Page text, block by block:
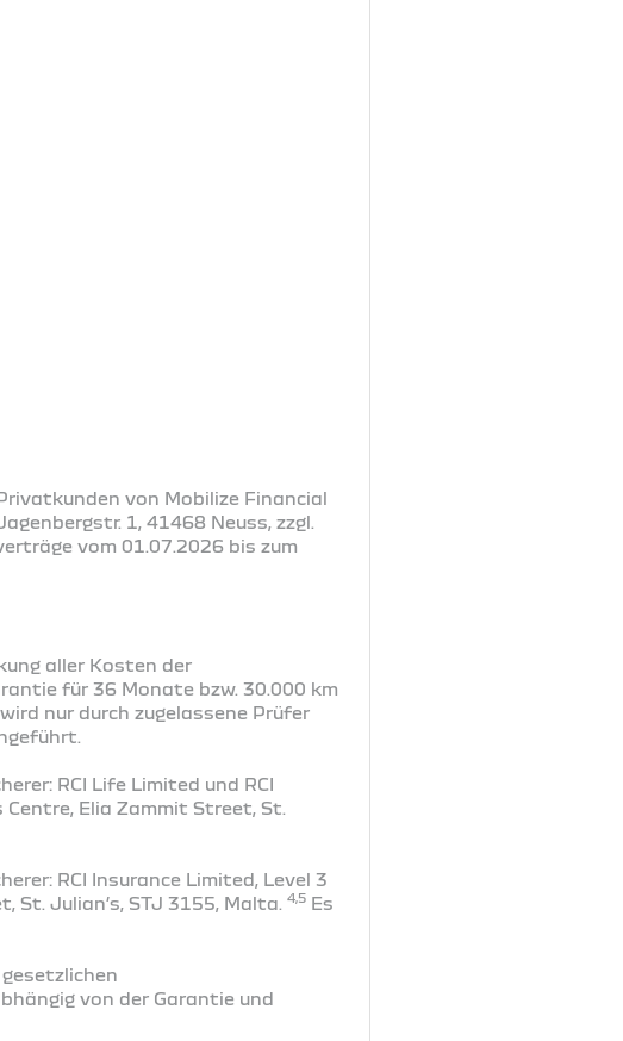
von Mobilize Financial
1, 41468 Neuss, zzgl.
vom 01.07.2026 bis zum
aller Kosten der
für 36 Monate bzw. 30.000 km
nur durch zugelassene Prüfer
RCI Life Limited und RCI
Centre, Elia Zammit Street, St.
RCI Insurance Limited, Level 3
St. Julian’s, STJ 3155, Malta.4,5 Es
von der Garantie und